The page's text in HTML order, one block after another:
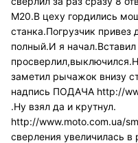
М20.В цеху гордились
станка.Погрузчик
полный.И я
заметил рычажок внизу
надпись ПОДАЧА http://
.Ну взял да и крутнул.
http://www.moto.com.ua/
сверления увеличилась